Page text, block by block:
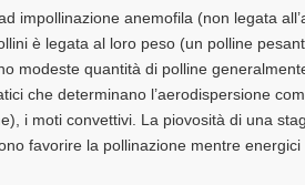
impollinazione anemofila (non legata
è legata al loro peso (un polline
modeste quantità di polline
che determinano l’aerodispersione
i moti convettivi. La piovosità di una
favorire la pollinazione mentre energici